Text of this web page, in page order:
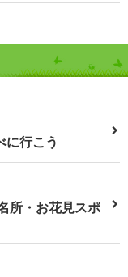
に行こう
所・お花見スポ